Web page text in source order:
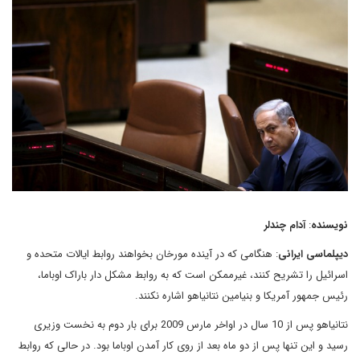
نویسنده:آدام چندلر
دیپلماسی ایرانی: هنگامی که در آینده مورخان بخواهند روابط ایالات متحده و
اسرائیل را تشریح کنند، غیرممکن است که به روابط مشکل دار باراک اوباما،
رئیس جمهور آمریکا و بنیامین نتانیاهو اشاره نکنند.
نتانیاهو پس از 10 سال در اواخر مارس 2009 برای بار دوم به نخست وزیری
رسید و این تنها پس از دو ماه بعد از روی کار آمدن اوباما بود. در حالی که روابط